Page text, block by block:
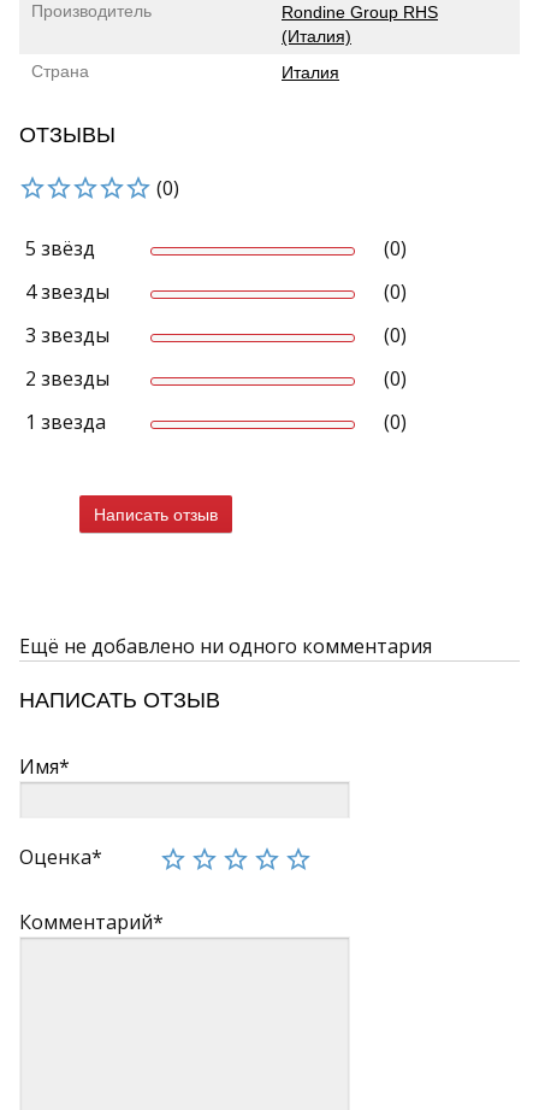
Производитель
Rondine Group RHS
(Италия)
Страна
Италия
ОТЗЫВЫ
(0)
5 звёзд
(0)
4 звезды
(0)
3 звезды
(0)
2 звезды
(0)
1 звезда
(0)
Написать отзыв
Ещё не добавлено ни одного комментария
НАПИСАТЬ ОТЗЫВ
Имя*
Оценка*
Комментарий*